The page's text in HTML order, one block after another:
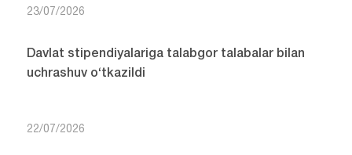
23/07/2026
Davlat stipendiyalariga talabgor talabalar bilan
uchrashuv o‘tkazildi
22/07/2026